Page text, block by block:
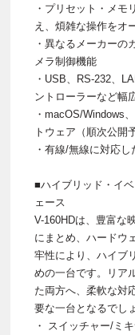
・プリセット・メモ
え、煩雑な操作をオ
・異なるメーカーの
メラ制御機能
・USB、RS-232、
ントローラーなど幅
・macOS/Windows
トウェア（順次公開
・有線/無線に対応
■ハイブリッド・イ
ェース
V-160HDは、豊富な
にまとめ、ハードウ
牢性により、ハイブ
めの一台です。リア
た両方へ、柔軟な対
要な一台となるでし
・ スイッチャー/ミ